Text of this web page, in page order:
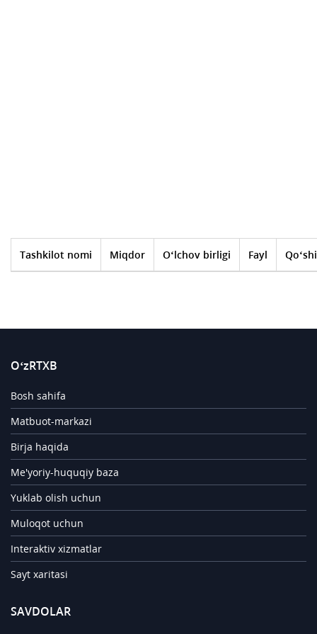
Tashkilot nomi Miqdor O‘lchov birligi Fayl
O‘zRTXB
Bosh sahifa
Matbuot-markazi
Birja haqida
Me'yoriy-huquqiy baza
Yuklab olish uchun
Muloqot uchun
Interaktiv xizmatlar
Sayt xaritasi
SAVDOLAR